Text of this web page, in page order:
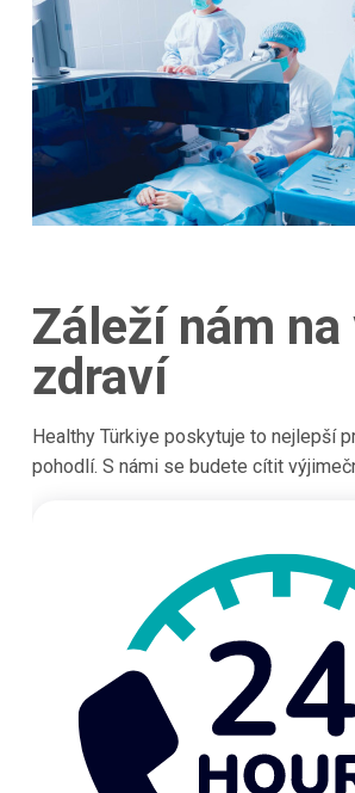
Záleží nám na
zdraví
Healthy Türkiye poskytuje to nejlepší
pohodlí. S námi se budete cítit